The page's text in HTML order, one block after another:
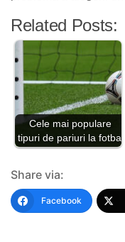
Related Posts:
Cele mai populare
tipuri de pariuri la fotbal
Share via:
Facebook